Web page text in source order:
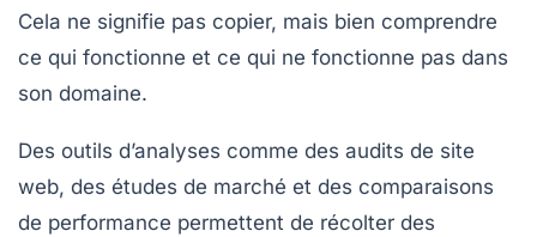
Cela ne signifie pas copier, mais bien comprendre
ce qui fonctionne et ce qui ne fonctionne pas dans
son domaine.
Des outils d’analyses comme des audits de site
web, des études de marché et des comparaisons
de performance permettent de récolter des